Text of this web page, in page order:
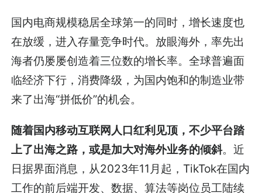
国内电商规模稳居全球第一的同时，增长速度也
在放缓，进入存量竞争时代。放眼海外，率先出
海者仍屡屡创造着三位数的增长率。全球普遍面
临经济下行，消费降级，为国内饱和的制造业带
来了出海“拼低价”的机会。
随着国内移动互联网人口红利见顶，不少平台踏
上了出海之路，或是加大对海外业务的倾斜。近
日据界面消息，从2023年11月起，TikTok在国内
工作的前后端开发、数据、算法等岗位员工陆续